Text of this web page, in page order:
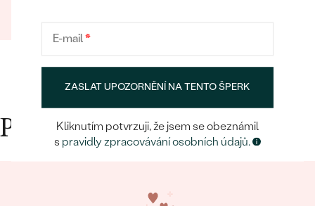
03.01.2025
Proč nakupovat v Eppi
E-mail*
ZASLAT UPOZORNĚNÍ NA TENTO ŠPERK
Kliknutím potvrzuji, že jsem se obeznámil
s pravidly zpracovávání osobních údajů.